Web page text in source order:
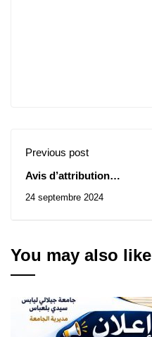
Previous post
Avis d’attribution
au processus
24 septembre 2024
You may also like